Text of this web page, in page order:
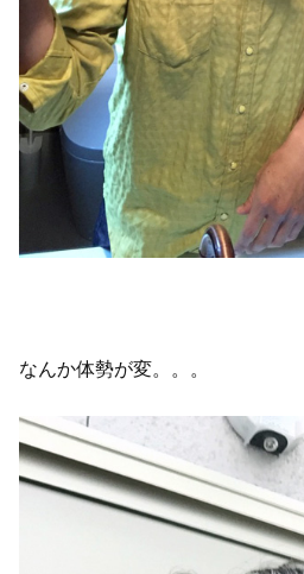
なんか体勢が変。。。